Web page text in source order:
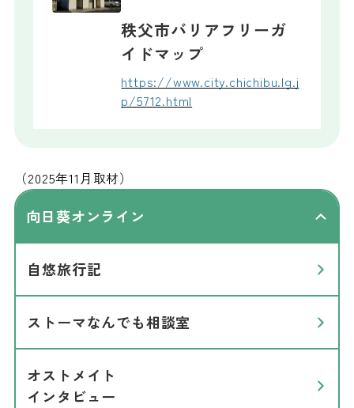
秩父市バリアフリーガ
イドマップ
https://www.city.chichibu.lg.j
p/5712.html
（2025年11月取材）
向日葵オンライン
自悠旅行記
ストーマなんでも相談室
オストメイト
インタビュー